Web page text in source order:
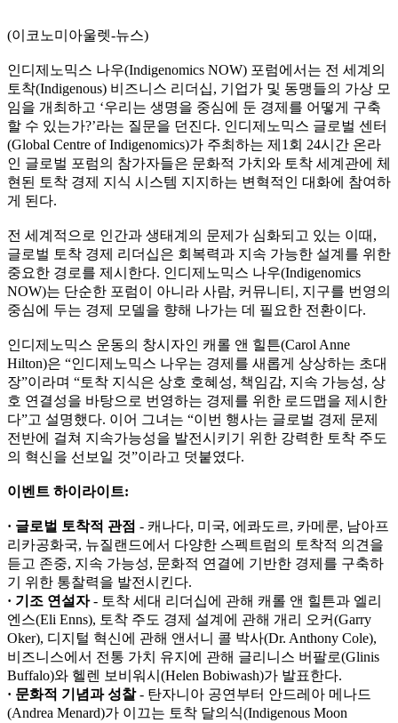
(이코노미아울렛-뉴스)
인디제노믹스 나우(Indigenomics NOW) 포럼에서는 전 세계의
토착(Indigenous) 비즈니스 리더십, 기업가 및 동맹들의 가상 모
임을 개최하고 ‘우리는 생명을 중심에 둔 경제를 어떻게 구축
할 수 있는가?’라는 질문을 던진다. 인디제노믹스 글로벌 센터
(Global Centre of Indigenomics)가 주최하는 제1회 24시간 온라
인 글로벌 포럼의 참가자들은 문화적 가치와 토착 세계관에 체
현된 토착 경제 지식 시스템 지지하는 변혁적인 대화에 참여하
게 된다.
전 세계적으로 인간과 생태계의 문제가 심화되고 있는 이때,
글로벌 토착 경제 리더십은 회복력과 지속 가능한 설계를 위한
중요한 경로를 제시한다. 인디제노믹스 나우(Indigenomics
NOW)는 단순한 포럼이 아니라 사람, 커뮤니티, 지구를 번영의
중심에 두는 경제 모델을 향해 나가는 데 필요한 전환이다.
인디제노믹스 운동의 창시자인 캐롤 앤 힐튼(Carol Anne
Hilton)은 “인디제노믹스 나우는 경제를 새롭게 상상하는 초대
장”이라며 “토착 지식은 상호 호혜성, 책임감, 지속 가능성, 상
호 연결성을 바탕으로 번영하는 경제를 위한 로드맵을 제시한
다”고 설명했다. 이어 그녀는 “이번 행사는 글로벌 경제 문제
전반에 걸쳐 지속가능성을 발전시키기 위한 강력한 토착 주도
의 혁신을 선보일 것”이라고 덧붙였다.
이벤트 하이라이트:
· 글로벌 토착적 관점 - 캐나다, 미국, 에콰도르, 카메룬, 남아프
리카공화국, 뉴질랜드에서 다양한 스펙트럼의 토착적 의견을
듣고 존중, 지속 가능성, 문화적 연결에 기반한 경제를 구축하
기 위한 통찰력을 발전시킨다.
· 기조 연설자- 토착 세대 리더십에 관해 캐롤 앤 힐튼과 엘리
엔스(Eli Enns), 토착 주도 경제 설계에 관해 개리 오커(Garry
Oker), 디지털 혁신에 관해 앤서니 콜 박사(Dr. Anthony Cole),
비즈니스에서 전통 가치 유지에 관해 글리니스 버팔로(Glinis
Buffalo)와 헬렌 보비워시(Helen Bobiwash)가 발표한다.
· 문화적 기념과 성찰- 탄자니아 공연부터 안드레아 메나드
(Andrea Menard)가 이끄는 토착 달의식(Indigenous Moon